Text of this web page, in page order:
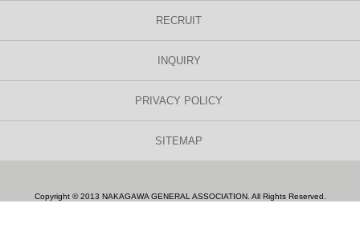
RECRUIT
INQUIRY
PRIVACY POLICY
SITEMAP
Copyright © 2013 NAKAGAWA GENERAL ASSOCIATION. All Rights Reserved.